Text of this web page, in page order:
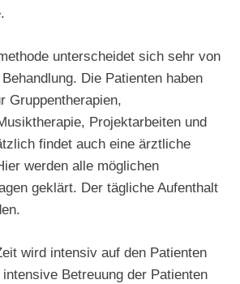
unterscheidet sich sehr von
Die Patienten haben
Gruppentherapien,
Projektarbeiten und
findet auch eine ärztliche
werden alle möglichen
geklärt. Der tägliche Aufenthalt
wird intensiv auf den Patienten
Betreuung der Patienten